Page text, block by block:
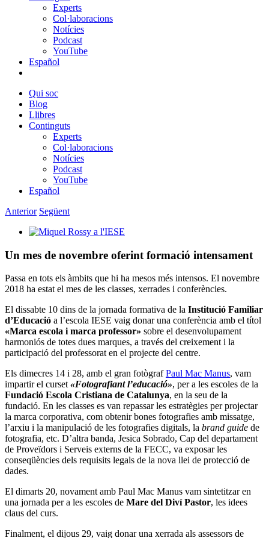
Experts
Col·laboracions
Notícies
Podcast
YouTube
Español
Qui soc
Blog
Llibres
Continguts
Experts
Col·laboracions
Notícies
Podcast
YouTube
Español
Anterior Següent
View
Image
Un mes de novembre oferint formació intensament
Passa en tots els àmbits que hi ha mesos més intensos. El novembre
2018 ha estat el mes de les classes, xerrades i conferències.
El dissabte 10 dins de la jornada formativa de la Institució Familiar
d’Educació a l’escola IESE vaig donar una conferència amb el títol
«Marca escola i marca professor» sobre el desenvolupament
harmoniós de totes dues marques, a través del creixement i la
participació del professorat en el projecte del centre.
Els dimecres 14 i 28, amb el gran fotògrafPaul Mac Manus, vam
impartir el curset«Fotografiant l’educació», per a les escoles de la
Fundació Escola Cristiana de Catalunya, en la seu de la
fundació. En les classes es van repassar les estratègies per projectar
la marca corporativa, com obtenir bones fotografies amb missatge,
l’arxiu i la manipulació de les fotografies digitals, la brand guide de
fotografia, etc. D’altra banda, Jesica Sobrado, Cap del departament
de Proveïdors i Serveis externs de la FECC, va exposar les
conseqüències dels requisits legals de la nova llei de protecció de
dades.
El dimarts 20, novament amb Paul Mac Manus vam sintetitzar en
una jornada per a les escoles de Mare del Diví Pastor, les idees
claus del curs.
Finalment, el dijous 29, vaig donar una xerrada als assessors de